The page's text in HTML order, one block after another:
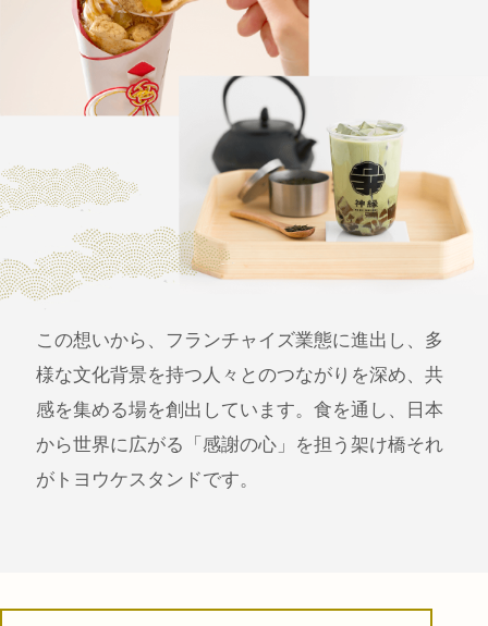
この想いから、フランチャイズ業態に進出し、多
様な文化背景を持つ人々とのつながりを深め、共
感を集める場を創出しています。食を通し、日本
から世界に広がる「感謝の心」を担う架け橋それ
がトヨウケスタンドです。